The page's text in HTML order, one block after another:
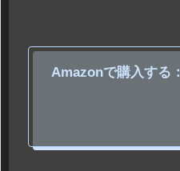
Amazonで購入する：